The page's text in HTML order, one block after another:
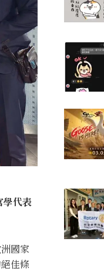
學代表
國家
佳條